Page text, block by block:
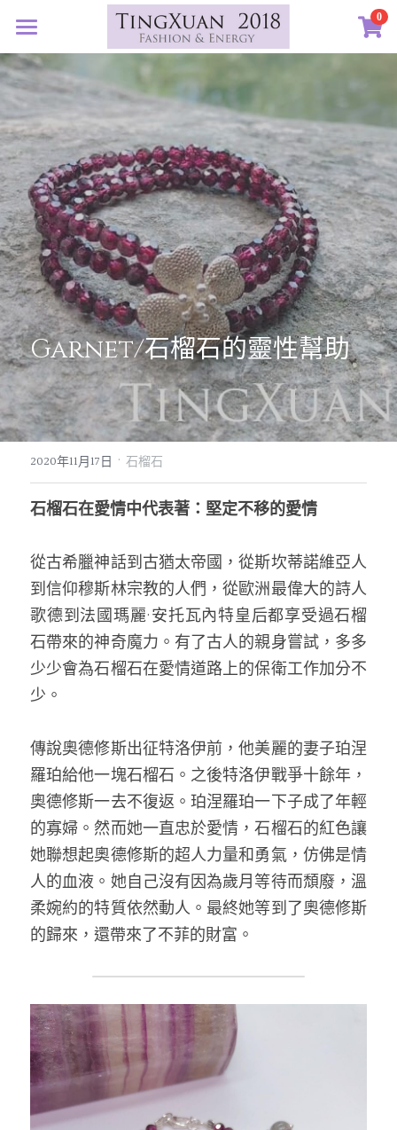
0
首頁
定製藝廊
許願首飾
客訂圖集
創作選購
系列設計
01｜星球羈絆
02｜夏戀女神
03｜遠古遺珠
04｜藍星精靈
05｜自然樂章
06｜玉韻茶香
07｜眾神禮讚
08｜寶石旅行
定製表單
認識素材
礦寶晶石
琥珀蜜蠟
香中之金
優雅珍珠
溫潤玉石
礦寶絮語
認識我們
關於我們
常見問答
珠寶設計TXJ
搜索
創作選購
Garnet/石榴石的靈性幫助
2020年11月17日 · 石榴石
石榴石在愛情中代表著：堅定不移的愛情
從古希臘神話到古猶太帝國，從斯坎蒂諾維亞人
到信仰穆斯林宗教的人們，從歐洲最偉大的詩人
歌德到法國瑪麗·安托瓦內特皇后都享受過石榴
石帶來的神奇魔力。有了古人的親身嘗試，多多
少少會為石榴石在愛情道路上的保衛工作加分不
少。
傳說奧德修斯出征特洛伊前，他美麗的妻子珀涅
羅珀給他一塊石榴石。之後特洛伊戰爭十餘年，
奧德修斯一去不復返。珀涅羅珀一下子成了年輕
的寡婦。然而她一直忠於愛情，石榴石的紅色讓
她聯想起奧德修斯的超人力量和勇氣，仿佛是情
人的血液。她自己沒有因為歲月等待而頹廢，溫
柔婉約的特質依然動人。最終她等到了奧德修斯
的歸來，還帶來了不菲的財富。
×
商品分類
所有商品分類